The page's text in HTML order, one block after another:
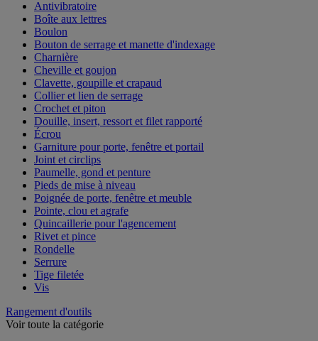
Antivibratoire
Boîte aux lettres
Boulon
Bouton de serrage et manette d'indexage
Charnière
Cheville et goujon
Clavette, goupille et crapaud
Collier et lien de serrage
Crochet et piton
Douille, insert, ressort et filet rapporté
Écrou
Garniture pour porte, fenêtre et portail
Joint et circlips
Paumelle, gond et penture
Pieds de mise à niveau
Poignée de porte, fenêtre et meuble
Pointe, clou et agrafe
Quincaillerie pour l'agencement
Rivet et pince
Rondelle
Serrure
Tige filetée
Vis
Rangement d'outils
Voir toute la catégorie